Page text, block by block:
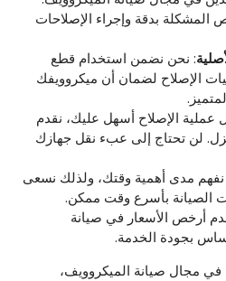
بدقة وإجراء الإصلاحات
: نحن نضمن استخدام قطع
الإصلاح لضمان أن ميكروويفك
عملية الإصلاح أسهل عليك، نقدم
لن تحتاج إلى عبء نقل جهازك
مدى أهمية وقتك، ولذلك نسعى
الصيانة بأسرع وقت ممكن.
أرخص الأسعار في صيانة
بجودة الخدمة.
في مجال صيانة الميكروويف،